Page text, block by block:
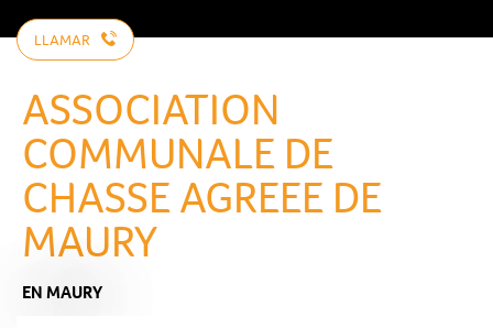
LLAMAR
ASSOCIATION
COMMUNALE DE
CHASSE AGREEE DE
MAURY
EN MAURY